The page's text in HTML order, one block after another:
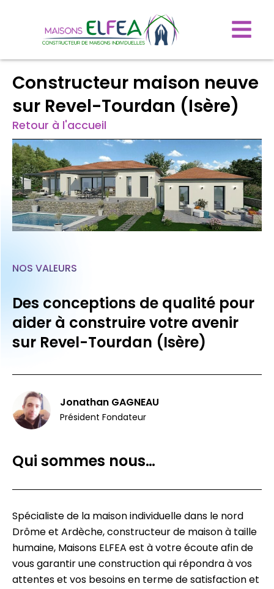
Constructeur maison neuve
sur Revel-Tourdan (Isère)
Retour à l'accueil
Qui sommes nous…
Spécialiste de la maison individuelle dans le nord
Drôme et Ardèche, constructeur de maison à taille
humaine, Maisons ELFEA est à votre écoute afin de
vous garantir une construction qui répondra à vos
attentes et vos besoins en terme de satisfaction et
NOS VALEURS
Des conceptions de qualité pour
aider à construire votre avenir
sur Revel-Tourdan (Isère)
Jonathan GAGNEAU
Président Fondateur